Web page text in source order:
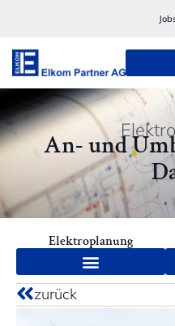
An- und
Elektroplanung
zurück